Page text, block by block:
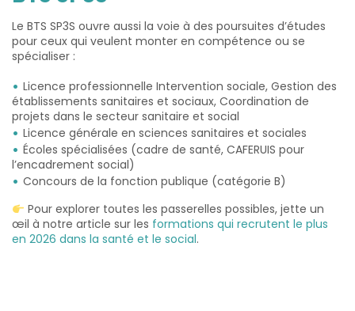
Le BTS SP3S ouvre aussi la voie à des poursuites d’études
pour ceux qui veulent monter en compétence ou se
spécialiser :
Licence professionnelle Intervention sociale, Gestion des
établissements sanitaires et sociaux, Coordination de
projets dans le secteur sanitaire et social
Licence générale en sciences sanitaires et sociales
Écoles spécialisées (cadre de santé, CAFERUIS pour
l’encadrement social)
Concours de la fonction publique (catégorie B)
Pour explorer toutes les passerelles possibles, jette un
œil à notre article sur les formations qui recrutent le plus
en 2026 dans la santé et le social.